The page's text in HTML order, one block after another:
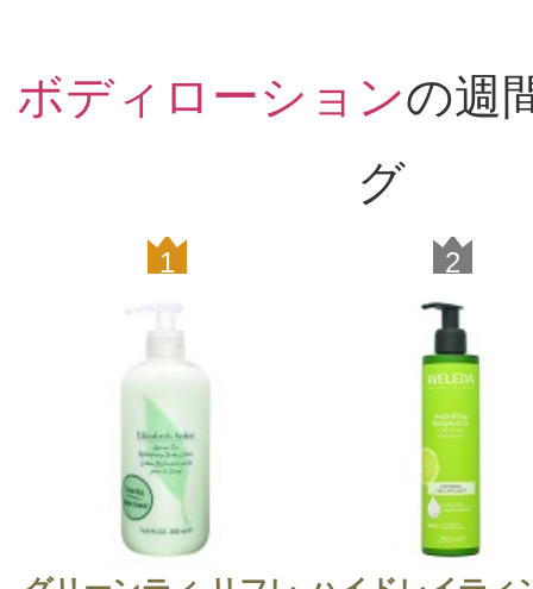
ボディローションの週
グ
1 2